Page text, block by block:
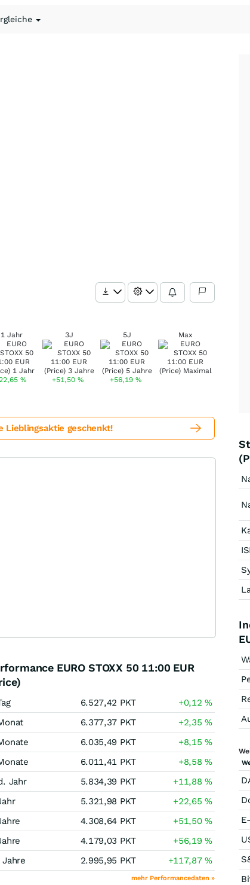
1 Jahr
%
3J
+51,50%
5J
+56,19%
Max
Lieblingsaktie geschenkt!
EURO STOXX 50 11:00 EUR
6.527,42 PKT +0,12%
6.377,37 PKT +2,35%
6.035,49 PKT +8,15%
6.011,41 PKT +8,58%
Jahr
5.834,39 PKT +11,88%
5.321,98 PKT +22,65%
4.308,64 PKT +51,50%
4.179,03 PKT +56,19%
Jahre
2.995,95 PKT +117,87%
mehr Performancedaten »